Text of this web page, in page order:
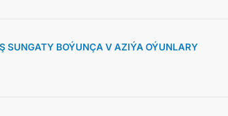
SUNGATY BOÝUNÇA V AZIÝA OÝUNLARY